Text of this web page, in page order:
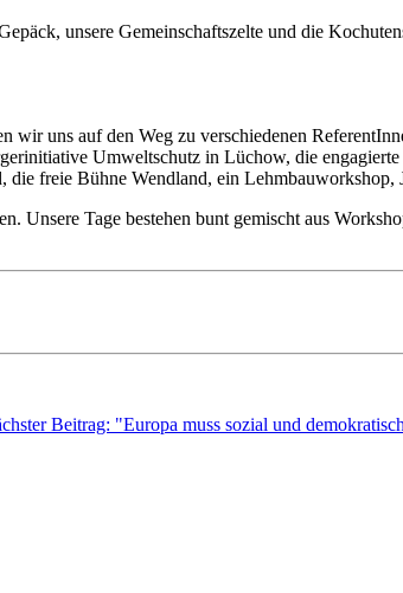
unsere Gemeinschaftszelte und die
wir uns auf den Weg zu verschiedenen
Umweltschutz in Lüchow, die
freie Bühne Wendland, ein
Unsere Tage bestehen bunt gemischt aus
Beitrag: "Europa muss sozial und